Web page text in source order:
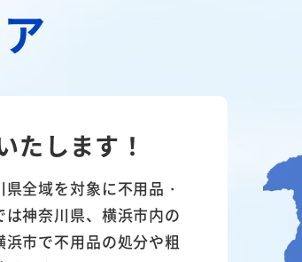
たします！
全域を対象に不用品・
神奈川県、横浜市内の
市で不用品の処分や粗